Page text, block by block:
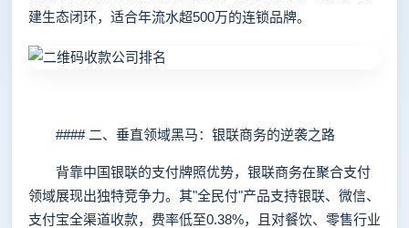
建生态闭环，适合年流水超500万的连锁品牌。
#### 二、垂直领域黑马：银联商务的逆袭之路
背靠中国银联的支付牌照优势，银联商务在聚合支付
领域展现出独特竞争力。其"全民付"产品支持银联、微信、
支付宝全渠道收款，费率低至0.38%，且对餐饮、零售行业